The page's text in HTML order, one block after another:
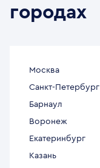
городах
Москва
Санкт-Петербург
Барнаул
Воронеж
Екатеринбург
Казань